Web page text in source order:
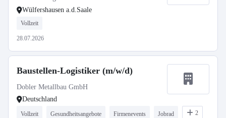
Wülfershausen a.d.Saale
Vollzeit
28.07.2026
Baustellen-Logistiker (m/w/d)
Dobler Metallbau GmbH
Deutschland
Vollzeit Gesundheitsangebote Firmenevents Jobrad 2